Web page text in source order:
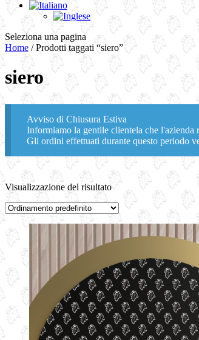
Seleziona una pagina
Home / Prodotti taggati “siero”
siero
Avviso di Chiusura Estiva
Informiamo la gentile clientela che l'azienda
Gli ordini effettuati durante questo periodo
Visualizzazione del risultato